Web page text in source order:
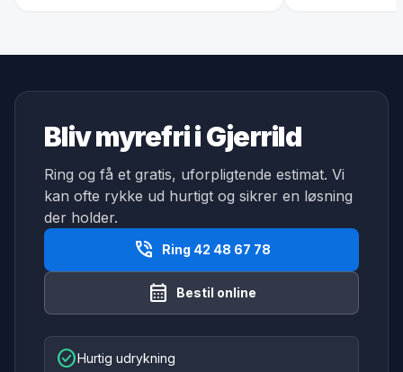
Bliv myrefri i Gjerrild
Ring og få et gratis, uforpligtende estimat. Vi
kan ofte rykke ud hurtigt og sikrer en løsning
der holder.
phone_in_talk Ring 42 48 67 78
calendar_month Bestil online
check_circleHurtig udrykning